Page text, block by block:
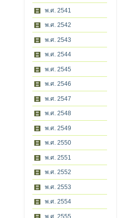
พ.ศ. 2541
พ.ศ. 2542
พ.ศ. 2543
พ.ศ. 2544
พ.ศ. 2545
พ.ศ. 2546
พ.ศ. 2547
พ.ศ. 2548
พ.ศ. 2549
พ.ศ. 2550
พ.ศ. 2551
พ.ศ. 2552
พ.ศ. 2553
พ.ศ. 2554
พ.ศ. 2555